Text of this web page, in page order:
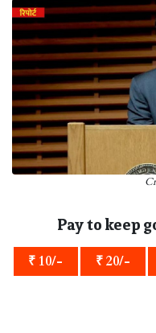
Pay to keep
₹ 10/- ₹ 20/-